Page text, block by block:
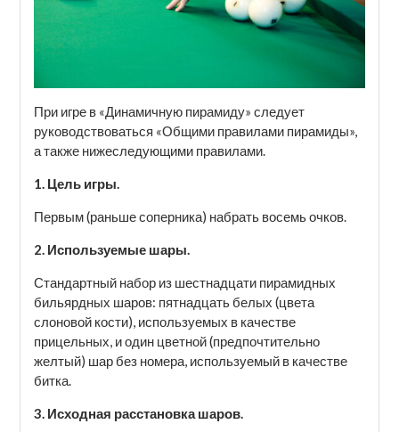
При игре в «Динамичную пирамиду» следует
руководствоваться «Общими правилами пирамиды»,
а также нижеследующими правилами.
1. Цель игры.
Первым (раньше соперника) набрать восемь очков.
2. Используемые шары.
Стандартный набор из шестнадцати пирамидных
бильярдных шаров: пятнадцать белых (цвета
слоновой кости), используемых в качестве
прицельных, и один цветной (предпочтительно
желтый) шар без номера, используемый в качестве
битка.
3. Исходная расстановка шаров.